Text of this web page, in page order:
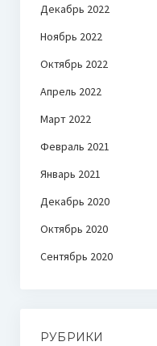
Декабрь 2022
Ноябрь 2022
Октябрь 2022
Апрель 2022
Март 2022
Февраль 2021
Январь 2021
Декабрь 2020
Октябрь 2020
Сентябрь 2020
РУБРИКИ